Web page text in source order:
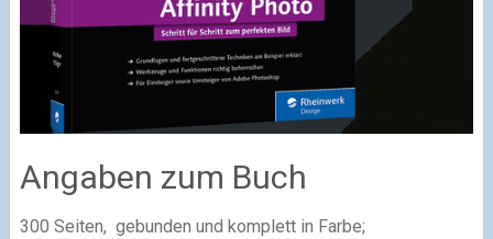
Angaben zum Buch
300 Seiten, gebunden und komplett in Farbe;